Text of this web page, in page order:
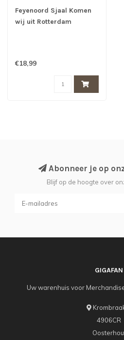
Feyenoord Sjaal Komen
wij uit Rotterdam
€18,99
Abonneer je op
Blijf op de hoogte over
GIGAFAN
Uw warenhuis voor
4906CR